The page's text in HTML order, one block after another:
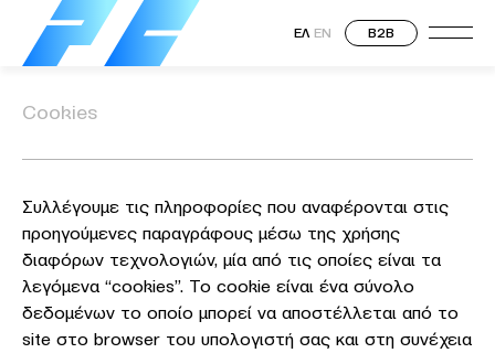
ΕΛ EN B2B
Cookies
Συλλέγουμε τις πληροφορίες που αναφέρονται στις
προηγούμενες παραγράφους μέσω της χρήσης
διαφόρων τεχνολογιών, μία από τις οποίες είναι τα
λεγόμενα “cookies”. Το cookie είναι ένα σύνολο
δεδομένων το οποίο μπορεί να αποστέλλεται από το
site στο browser του υπολογιστή σας και στη συνέχεια